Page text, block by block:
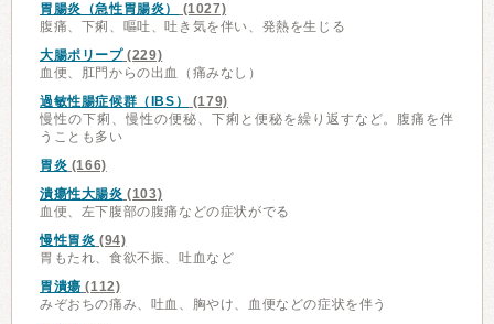
胃腸炎（急性胃腸炎）
(1027)
腹痛、下痢、嘔吐、吐き気を伴い、発熱を生じる
大腸ポリープ(229)
血便、肛門からの出血（痛みなし）
過敏性腸症候群（IBS）
(179)
慢性の下痢、慢性の便秘、下痢と便秘を繰り返すなど。腹痛を伴
うことも多い
胃炎 (166)
潰瘍性大腸炎 (103)
血便、左下腹部の腹痛などの症状がでる
慢性胃炎 (94)
胃もたれ、食欲不振、吐血など
胃潰瘍 (112)
みぞおちの痛み、吐血、胸やけ、血便などの症状を伴う